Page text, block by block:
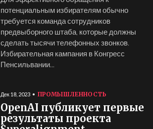
потенциальным избирателям обычно
требуется команда сотрудников
предвыборного штаба, которые должны
сделать тысячи телефонных звонков.
Избирательная кампания в Конгресс
Пенсильвании...
Дек 18, 2023 ПРОМЫШЛЕННОСТЬ
OpenAI публикует первые
результаты проекта